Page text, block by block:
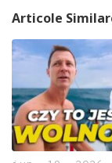
Articole